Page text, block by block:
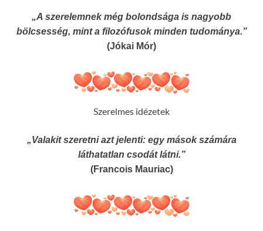
„A szerelemnek még bolondsága is nagyobb
bölcsesség, mint a filozófusok minden tudománya.”
(Jókai Mór)
Szerelmes idézetek
„Valakit szeretni azt jelenti: egy mások számára
láthatatlan csodát látni.”
(Francois Mauriac)